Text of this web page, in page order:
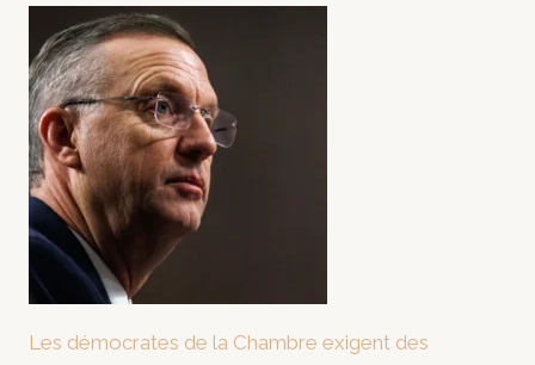
Les démocrates de la Chambre exigent des